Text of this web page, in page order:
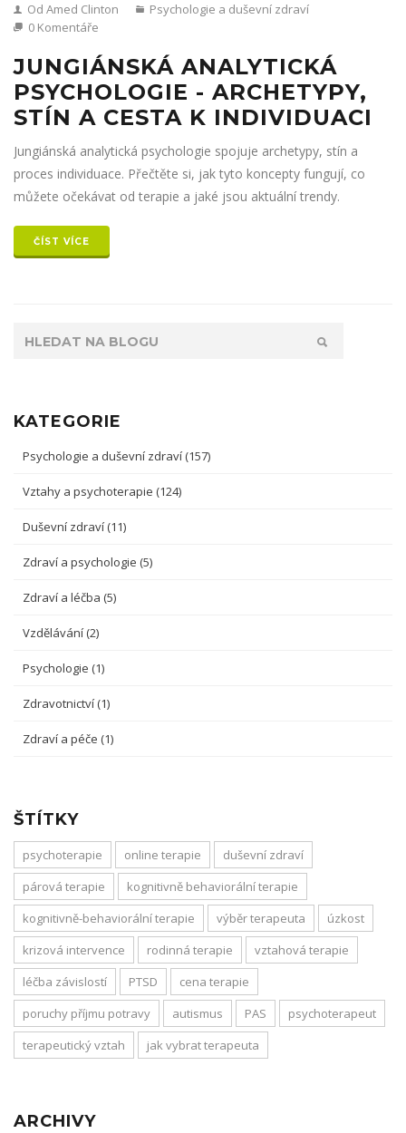
Od Amed Clinton
Psychologie a duševní zdraví
0 Komentáře
JUNGIÁNSKÁ ANALYTICKÁ
PSYCHOLOGIE - ARCHETYPY,
STÍN A CESTA K INDIVIDUACI
Jungiánská analytická psychologie spojuje archetypy, stín a
proces individuace. Přečtěte si, jak tyto koncepty fungují, co
můžete očekávat od terapie a jaké jsou aktuální trendy.
ČÍST VÍCE
KATEGORIE
Psychologie a duševní zdraví (157)
Vztahy a psychoterapie (124)
Duševní zdraví (11)
Zdraví a psychologie (5)
Zdraví a léčba (5)
Vzdělávání (2)
Psychologie (1)
Zdravotnictví (1)
Zdraví a péče (1)
ŠTÍTKY
psychoterapie online terapie
duševní zdraví
párová terapie
kognitivně behaviorální terapie
kognitivně-behaviorální terapie
výběr terapeuta
úzkost
krizová intervence
rodinná terapie
vztahová terapie
léčba závislostí
PTSD
cena terapie
poruchy příjmu potravy
autismus PAS
psychoterapeut
terapeutický vztah
jak vybrat terapeuta
ARCHIVY